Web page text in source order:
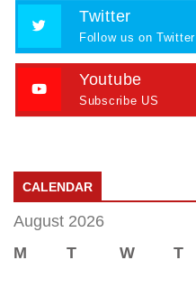
Twitter
Follow us on Twitter
Youtube
Subscribe US
CALENDAR
August 2026
M
T W T